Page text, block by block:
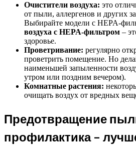
Очистители воздуха: это
от пыли, аллергенов и других
Выбирайте модели с HEPA-
воздуха с HEPA-фильтром –
здоровье.
Проветривание: регулярно
проветрить помещение. Но
наименьшей запыленности
утром или поздним вечером).
Комнатные растения:
очищать воздух от вредных
Предотвращение
профилактика –